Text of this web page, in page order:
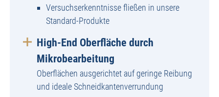
Versuchserkenntnisse fließen in unsere
Standard-Produkte
High-End Oberfläche durch
Mikrobearbeitung
Oberflächen ausgerichtet auf geringe Reibung
und ideale Schneidkantenverrundung